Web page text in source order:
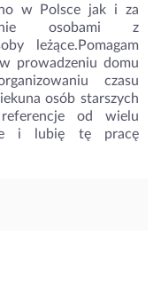
w Polsce jak i za
osobami z
leżące.Pomagam
prowadzeniu domu
czasu
osób starszych
od wielu
i lubię tę pracę